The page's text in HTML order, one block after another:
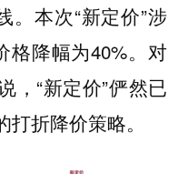
。本次“新定价”涉
格降幅为40%。对
，“新定价”俨然已
折降价策略。